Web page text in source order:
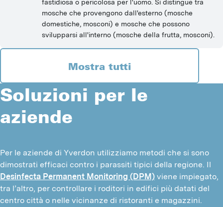
fastidiosa o pericolosa per l'uomo. Si distingue tra
mosche che provengono dall'esterno (mosche
domestiche, mosconi) e mosche che possono
svilupparsi all'interno (mosche della frutta, mosconi).
Mostra tutti
Soluzioni per le
aziende
Per le aziende di Yverdon utilizziamo metodi che si sono
Desinfecta Permanent Monitoring (DPM) viene impiegato,
tra l’altro, per controllare i roditori in edifici più datati del
centro città o nelle vicinanze di ristoranti e magazzini.